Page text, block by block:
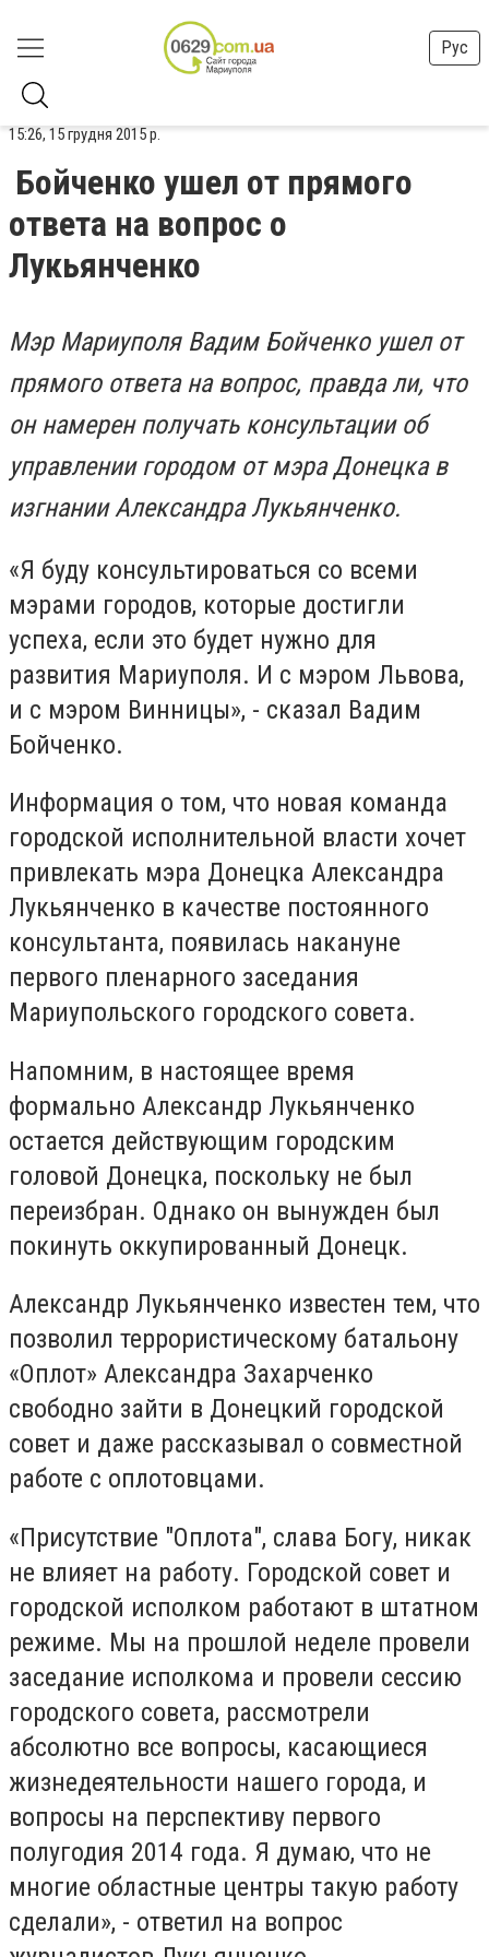
Рус
15:26, 15 грудня 2015 р.
Бойченко ушел от прямого
ответа на вопрос о
Лукьянченко
Мэр Мариуполя Вадим Бойченко ушел от
прямого ответа на вопрос, правда ли, что
он намерен получать консультации об
управлении городом от мэра Донецка в
изгнании Александра Лукьянченко.
«Я буду консультироваться со всеми
мэрами городов, которые достигли
успеха, если это будет нужно для
развития Мариуполя. И с мэром Львова,
и с мэром Винницы», - сказал Вадим
Бойченко.
Информация о том, что новая команда
городской исполнительной власти хочет
привлекать мэра Донецка Александра
Лукьянченко в качестве постоянного
консультанта, появилась накануне
первого пленарного заседания
Мариупольского городского совета.
Напомним, в настоящее время
формально Александр Лукьянченко
остается действующим городским
головой Донецка, поскольку не был
переизбран. Однако он вынужден был
покинуть оккупированный Донецк.
Александр Лукьянченко известен тем, что
позволил террористическому батальону
«Оплот» Александра Захарченко
свободно зайти в Донецкий городской
совет и даже рассказывал о совместной
работе с оплотовцами.
«Присутствие "Оплота", слава Богу, никак
не влияет на работу. Городской совет и
городской исполком работают в штатном
режиме. Мы на прошлой неделе провели
заседание исполкома и провели сессию
городского совета, рассмотрели
абсолютно все вопросы, касающиеся
жизнедеятельности нашего города, и
вопросы на перспективу первого
полугодия 2014 года. Я думаю, что не
многие областные центры такую работу
сделали», - ответил на вопрос